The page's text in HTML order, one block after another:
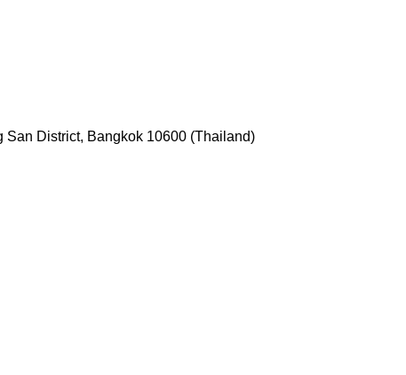
San District, Bangkok 10600 (Thailand)